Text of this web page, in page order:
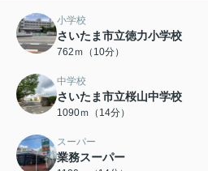
小学校
さいたま市立徳力小学校
762ｍ（10分）
中学校
さいたま市立桜山中学校
1090ｍ（14分）
スーパー
業務スーパー